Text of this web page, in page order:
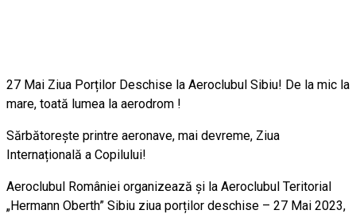
27 Mai Ziua Porților Deschise la Aeroclubul Sibiu! De la mic la
mare, toată lumea la aerodrom !
Sărbătorește printre aeronave, mai devreme, Ziua
Internațională a Copilului!
Aeroclubul României organizează și la Aeroclubul Teritorial
„Hermann Oberth” Sibiu ziua porților deschise – 27 Mai 2023,